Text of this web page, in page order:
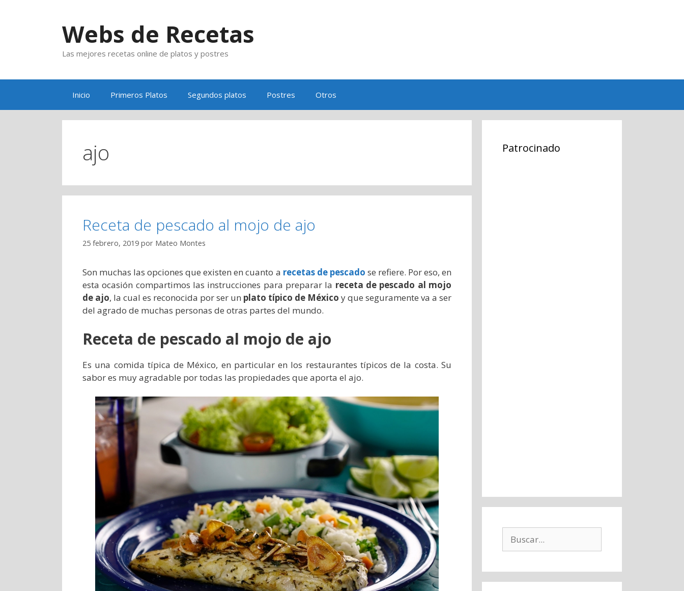
Webs de Recetas
Las mejores recetas online de platos y postres
Inicio Primeros Platos Segundos platos Postres Otros
ajo
Receta de pescado al mojo de ajo
25 febrero, 2019 por Mateo Montes
Son muchas las opciones que existen en cuanto a recetas de pescado se refiere. Por eso, en
esta ocasión compartimos las instrucciones para preparar la receta de pescado al mojo
de ajo, la cual es reconocida por ser un plato típico de México y que seguramente va a ser
del agrado de muchas personas de otras partes del mundo.
Receta de pescado al mojo de ajo
Es una comida típica de México, en particular en los restaurantes típicos de la costa. Su
sabor es muy agradable por todas las propiedades que aporta el ajo.
Patrocinado